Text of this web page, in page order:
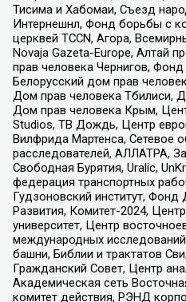
Тисима и Хабомаи, Съезд
Интернешнл, Фонд борьбы с
церквей TCCN, Агора,
Novaja Gazeta-Europe, Алтай
прав человека Чернигов,
Белорусский дом прав
Дом прав человека Тбилиси,
Дом прав человека Крым,
Studios, ТВ Дождь, Центр
Вилфрида Мартенса, Сетевое
расследователей, АЛЛАТРА,
Свободная Бурятия, Uralic,
федерация транспортных
Гудзоновский институт, Фонд
Развития, Комитет-2024,
университет, Центр
международных
башни, Библии и трактатов
Гражданский Совет, Центр
Академическая сеть
комитет действия, РЭНД